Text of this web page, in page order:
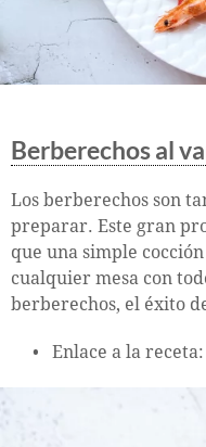
Berberechos al
Los berberechos son
preparar. Este gran
que una simple
cualquier mesa con
berberechos, el éxito
Enlace a la receta: